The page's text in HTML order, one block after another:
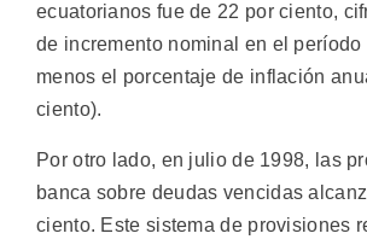
ecuatorianos fue de 22 por ciento,
de incremento nominal en el período
menos el porcentaje de inflación
ciento).
Por otro lado, en julio de 1998, las
banca sobre deudas vencidas
ciento. Este sistema de provisiones